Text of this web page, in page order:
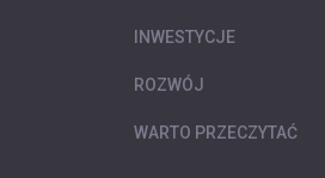
INWESTYCJE
ROZWÓJ
WARTO PRZECZYTAĆ